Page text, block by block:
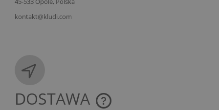
kontakt@kludi.com
DOSTAWA
CENA NIE ZAWIERA EWENTUALNYCH KOSZTÓW